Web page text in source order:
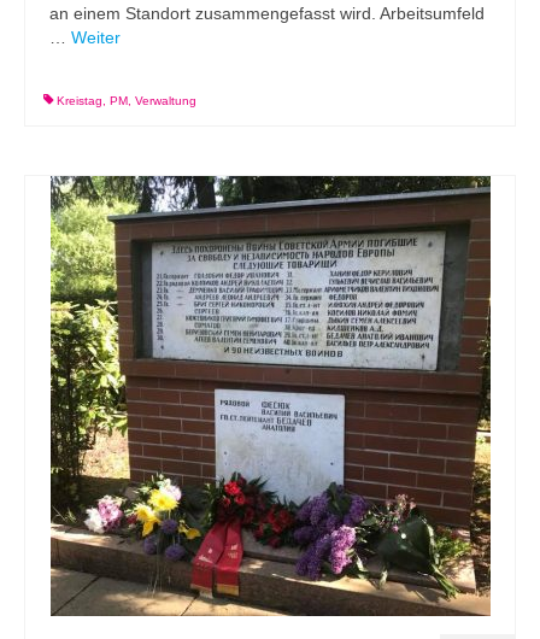
an einem Standort zusammengefasst wird. Arbeitsumfeld
Weiter
Kreistag PM Verwaltung